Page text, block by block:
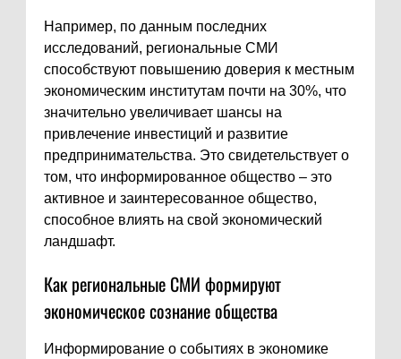
Например, по данным последних
исследований, региональные СМИ
способствуют повышению доверия к местным
экономическим институтам почти на 30%, что
значительно увеличивает шансы на
привлечение инвестиций и развитие
предпринимательства. Это свидетельствует о
том, что информированное общество – это
активное и заинтересованное общество,
способное влиять на свой экономический
ландшафт.
Как региональные СМИ формируют
экономическое сознание общества
Информирование о событиях в экономике